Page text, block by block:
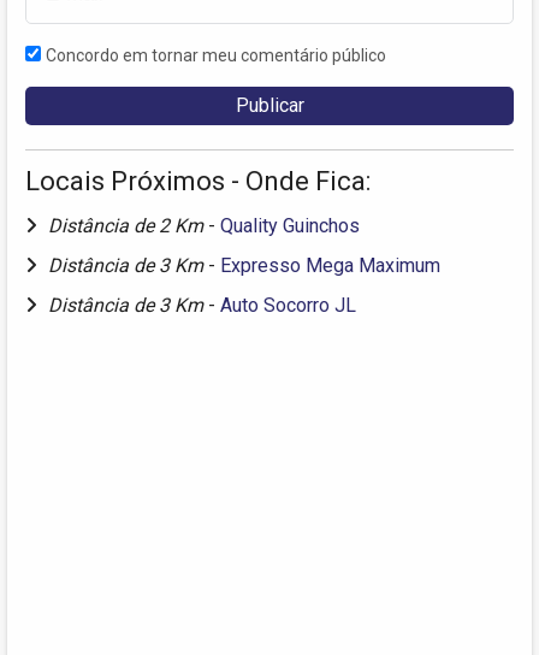
Concordo em tornar meu comentário público
Locais Próximos - Onde Fica:
Distância de 2 Km - Quality Guinchos
Distância de 3 Km - Expresso Mega Maximum
Distância de 3 Km - Auto Socorro JL